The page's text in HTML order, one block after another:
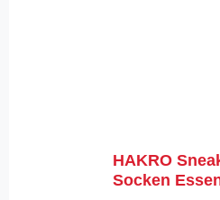
HAKRO
Socken